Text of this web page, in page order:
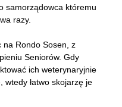
samorządowca któremu
razy.
na Rondo Sosen, z
Seniorów. Gdy
ich weterynaryjnie
wtedy łatwo skojarzę je